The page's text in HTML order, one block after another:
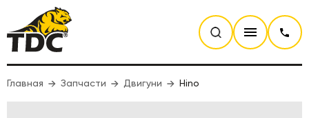
Главная Запчасти Двигуни Hino